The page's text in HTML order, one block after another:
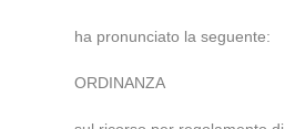
ha pronunciato la seguente:
ORDINANZA